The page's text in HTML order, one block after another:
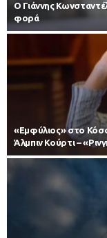
Ο Γιάννης
φορά
«Εμφύλιος» στο
Άλμπιν Κούρτι –